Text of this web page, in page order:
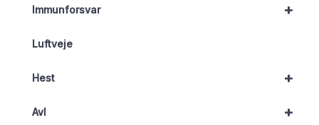
+
Immunforsvar
Luftveje
+
Hest
+
Avl